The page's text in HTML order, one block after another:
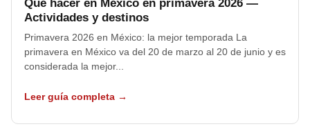
Qué hacer en México en primavera 2026 —
Actividades y destinos
Primavera 2026 en México: la mejor temporada La
primavera en México va del 20 de marzo al 20 de junio y es
considerada la mejor...
Leer guía completa →